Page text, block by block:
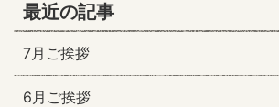
最近の記事
7月ご挨拶
6月ご挨拶